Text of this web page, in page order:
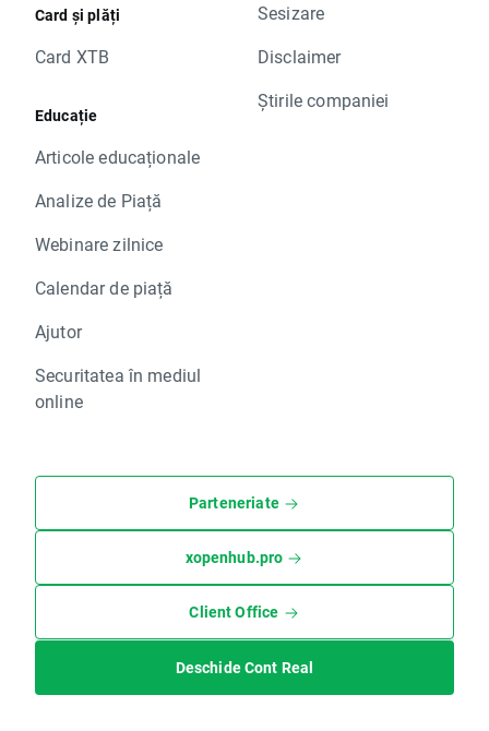
Card și plăți
Card XTB
Educație
Articole educaționale
Analize de Piață
Webinare zilnice
Calendar de piață
Ajutor
Securitatea în mediul
online
Sesizare
Disclaimer
Știrile companiei
Parteneriate
xopenhub.pro
Client Office
Deschide Cont Real